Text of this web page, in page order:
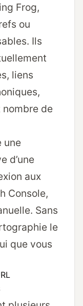
Frog,
ou
Ils
liens
de
une
d’une
aux
Console,
Sans
le
que vous